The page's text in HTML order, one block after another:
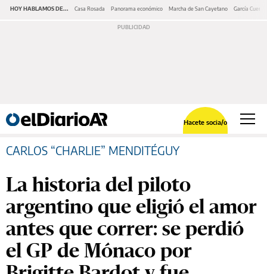
HOY HABLAMOS DE... Casa Rosada Panorama económico Marcha de San Cayetano García Cuerva
Hacete socia/o
CARLOS “CHARLIE” MENDITÉGUY
La historia del piloto
argentino que eligió el amor
antes que correr: se perdió
el GP de Mónaco por